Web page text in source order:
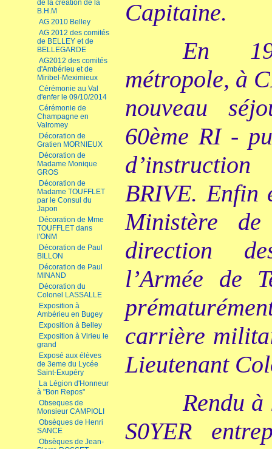
de la création de la
B.H.M
AG 2010 Belley
AG 2012 des comités
de BELLEY et de
BELLEGARDE
AG2012 des comités
d'Ambérieu et de
Miribel-Meximieux
Cérémonie au Val
d'enfer le 09/10/2014
Cérémonie de
Champagne en
Valromey
Décoration de
Gratien MORNIEUX
Décoration de
Madame Monique
GROS
Décoration de
Madame TOUFFLET
par le Consul du
Japon
Décoration de Mme
TOUFFLET dans
l'ONM
Décoration de Paul
BILLON
Décoration de Paul
MINAND
Décoration du
Colonel LASSALLE
Exposition à
Ambérieu en Bugey
Exposition à Belley
Exposition à Virieu le
grand
Exposé aux élèves
de 3eme du Lycée
Saint-Exupéry
La Légion d'Honneur
à "Bon Repos"
Obseques de
Monsieur CAMPIOLI
Obsèques de Henri
SANCE
Obsèques de Jean-
Capitaine.
En
métropole, à
nouveau
60ème RI -
BRIVE.
Ministère
direction
l’Armée de
carrière
Lieutenant
Rendu
S0YER